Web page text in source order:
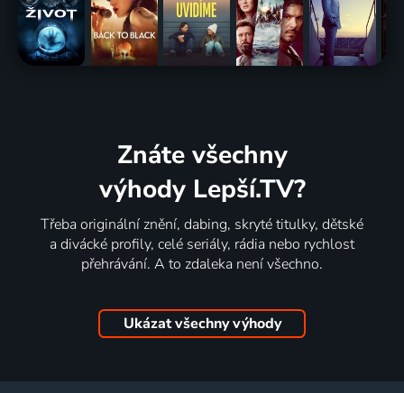
Znáte všechny
výhody Lepší.TV?
Třeba originální znění, dabing, skryté titulky, dětské
a divácké profily, celé seriály, rádia nebo rychlost
přehrávání. A to zdaleka není všechno.
Ukázat všechny výhody